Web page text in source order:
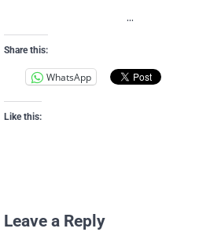
…
Share this:
WhatsApp
Like this:
Leave a Reply